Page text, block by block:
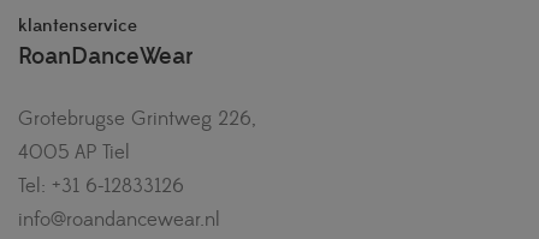
klantenservice
RoanDanceWear
Grotebrugse Grintweg 226,
4005 AP Tiel
Tel: +31 6-12833126
info@roandancewear.nl